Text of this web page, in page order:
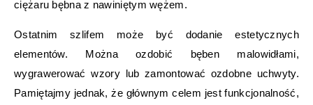
ciężaru bębna z nawiniętym wężem.
Ostatnim szlifem może być dodanie estetycznych
elementów. Można ozdobić bęben malowidłami,
wygrawerować wzory lub zamontować ozdobne uchwyty.
Pamiętajmy jednak, że głównym celem jest funkcjonalność,